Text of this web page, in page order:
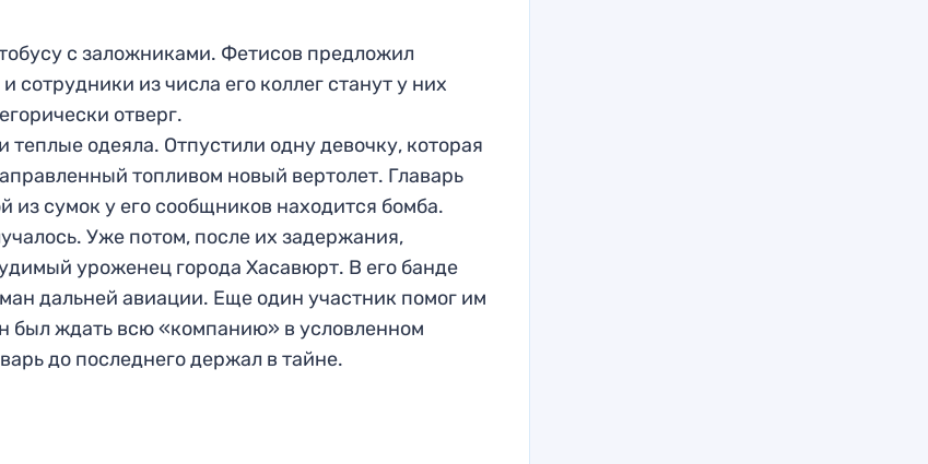
с заложниками. Фетисов предложил
сотрудники из числа его коллег станут у них
отверг.
одеяла. Отпустили одну девочку, которая
топливом новый вертолет. Главарь
из сумок у его сообщников находится бомба.
Уже потом, после их задержания,
уроженец города Хасавюрт. В его банде
дальней авиации. Еще один участник помог им
был ждать всю «компанию» в условленном
до последнего держал в тайне.